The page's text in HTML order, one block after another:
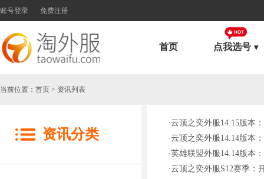
账号登录 免费注册
首页 点我选号
当前位置： 首页 > 资讯列表
资讯分类
·云顶之奕外服14.15版本
·云顶之奕外服14.14版本
·英雄联盟外服14.14版本
·云顶之奕外服S12赛季：